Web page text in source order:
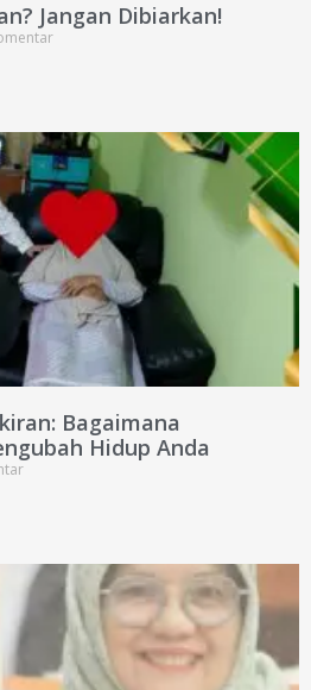
Jangan Dibiarkan!
Bagaimana
Hidup Anda